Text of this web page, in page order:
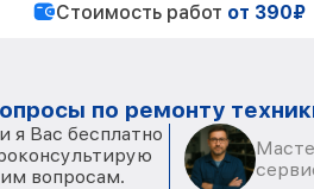
Стоимость работ от 390₽
по ремонту
я Вас бесплатно
вопросам.